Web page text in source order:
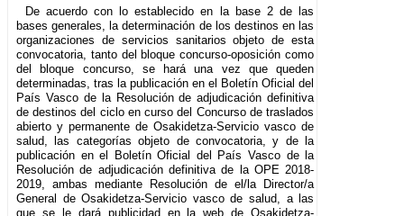
De acuerdo con lo establecido en la base 2 de las
bases generales, la determinación de los destinos en las
organizaciones de servicios sanitarios objeto de esta
convocatoria, tanto del bloque concurso-oposición como
del bloque concurso, se hará una vez que queden
determinadas, tras la publicación en el Boletín Oficial del
País Vasco de la Resolución de adjudicación definitiva
de destinos del ciclo en curso del Concurso de traslados
abierto y permanente de Osakidetza-Servicio vasco de
salud, las categorías objeto de convocatoria, y de la
publicación en el Boletín Oficial del País Vasco de la
Resolución de adjudicación definitiva de la OPE 2018-
2019, ambas mediante Resolución de el/la Director/a
General de Osakidetza-Servicio vasco de salud, a las
que se le dará publicidad en la web de Osakidetza-